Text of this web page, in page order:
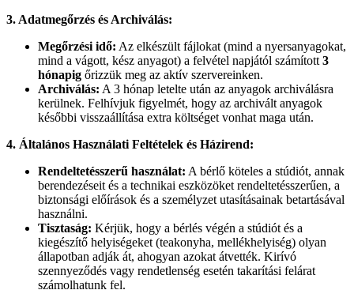
3. Adatmegőrzés és Archiválás:
Megőrzési idő: Az elkészült fájlokat (mind a nyersanyagokat,
mind a vágott, kész anyagot) a felvétel napjától számított 3
hónapig őrizzük meg az aktív szervereinken.
Archiválás: A 3 hónap letelte után az anyagok archiválásra
kerülnek. Felhívjuk figyelmét, hogy az archivált anyagok
későbbi visszaállítása extra költséget vonhat maga után.
4. Általános Használati Feltételek és Házirend:
Rendeltetésszerű használat: A bérlő köteles a stúdiót, annak
berendezéseit és a technikai eszközöket rendeltetésszerűen, a
biztonsági előírások és a személyzet utasításainak betartásával
használni.
Tisztaság: Kérjük, hogy a bérlés végén a stúdiót és a
kiegészítő helyiségeket (teakonyha, mellékhelyiség) olyan
állapotban adják át, ahogyan azokat átvették. Kirívó
szennyeződés vagy rendetlenség esetén takarítási felárat
számolhatunk fel.